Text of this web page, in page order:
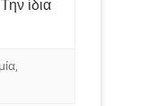
ίδια
,